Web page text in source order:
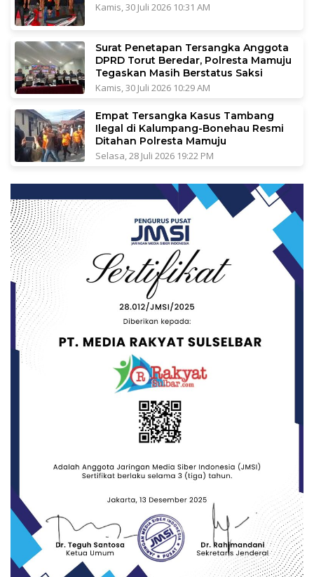
Kamis, 30 Juli 2026 10:31 AM
Surat Penetapan Tersangka Anggota
DPRD Torut Beredar, Polresta Mamuju
Tegaskan Masih Berstatus Saksi
Kamis, 30 Juli 2026 10:29 AM
Empat Tersangka Kasus Tambang
Ilegal di Kalumpang-Bonehau Resmi
Ditahan Polresta Mamuju
Selasa, 28 Juli 2026 19:22 PM